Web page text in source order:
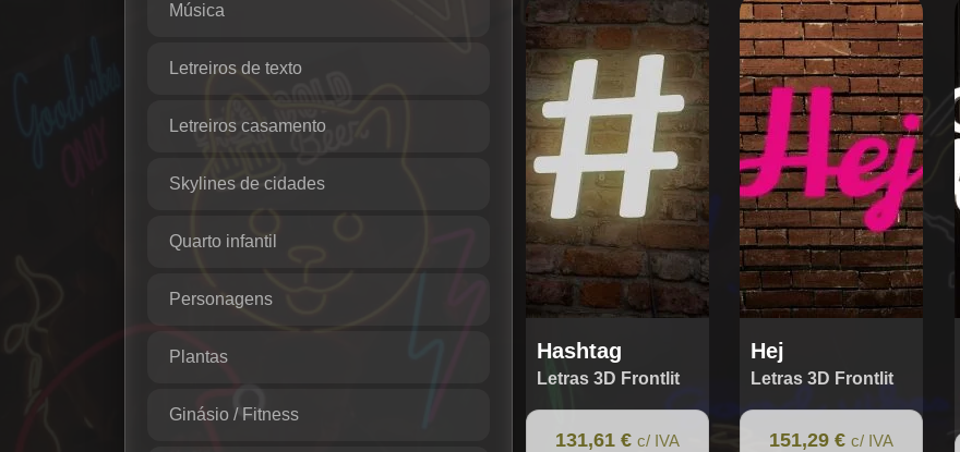
Música
Letreiros de texto
Letreiros casamento
Skylines de cidades
Quarto infantil
Personagens
Plantas
Ginásio / Fitness
Hashtag
Letras 3D Frontlit
131,61 € c/ IVA
Hej
Letras 3D Frontlit
151,29 € c/ IVA